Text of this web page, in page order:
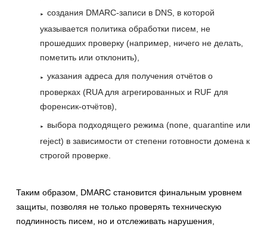
создания DMARC-записи в DNS, в которой
указывается политика обработки писем, не
прошедших проверку (например, ничего не делать,
пометить или отклонить),
указания адреса для получения отчётов о
проверках (RUA для агрегированных и RUF для
форенсик-отчётов),
выбора подходящего режима (none, quarantine или
reject) в зависимости от степени готовности домена к
строгой проверке.
Таким образом, DMARC становится финальным уровнем
защиты, позволяя не только проверять техническую
подлинность писем, но и отслеживать нарушения,